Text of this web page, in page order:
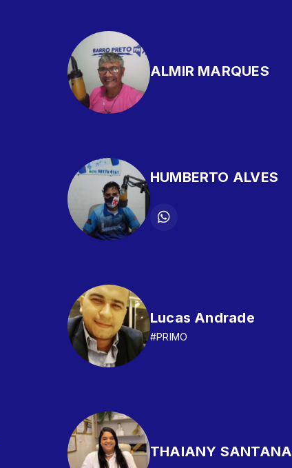
ALMIR MARQUES
HUMBERTO ALVES
Lucas Andrade
#PRIMO
THAIANY SANTANA